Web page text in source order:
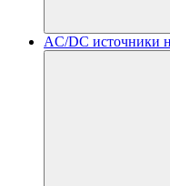
AC/DC источники